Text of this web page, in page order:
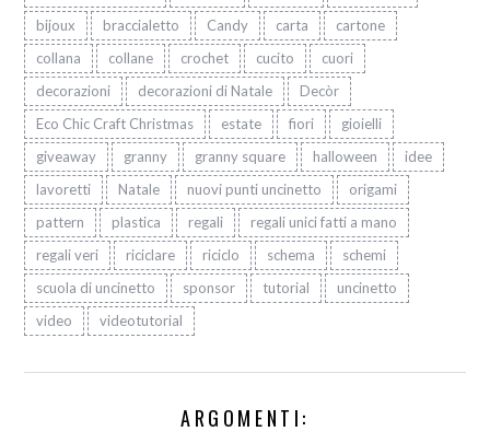
bijoux
braccialetto Candy carta
cartone
collana
collane crochet cucito
cuori
decorazioni
decorazioni di Natale
Decòr
Eco Chic Craft Christmas
estate fiori
gioielli
giveaway
granny granny square halloween
idee
lavoretti
Natale nuovi punti uncinetto
origami
pattern
plastica regali
regali unici fatti a mano
regali veri
riciclare riciclo schema
schemi
scuola di uncinetto
sponsor tutorial
uncinetto
video
videotutorial
ARGOMENTI: